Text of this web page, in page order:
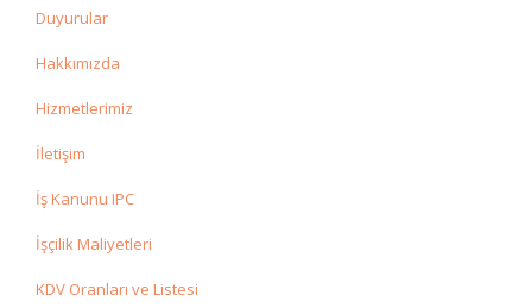
Duyurular
Hakkımızda
Hizmetlerimiz
İletişim
İş Kanunu IPC
İşçilik Maliyetleri
KDV Oranları ve Listesi